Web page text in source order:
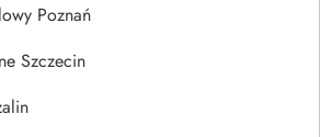
Poznań
Szczecin